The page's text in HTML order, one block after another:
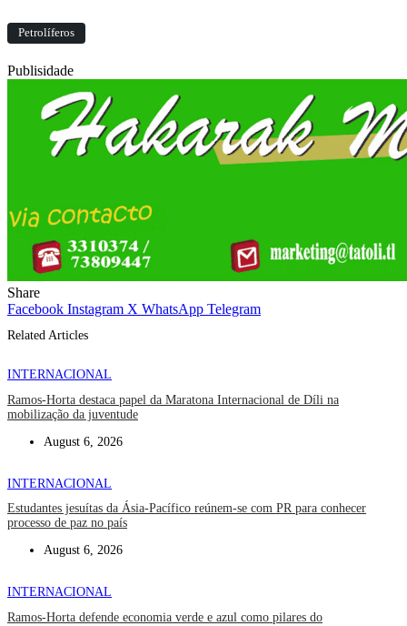
Petrolíferos
Publisidade
Share
Facebook Instagram X WhatsApp Telegram
Related Articles
INTERNACIONAL
Ramos-Horta destaca papel da Maratona Internacional de Díli na
mobilização da juventude
August 6, 2026
INTERNACIONAL
Estudantes jesuítas da Ásia-Pacífico reúnem-se com PR para conhecer
processo de paz no país
August 6, 2026
INTERNACIONAL
Ramos-Horta defende economia verde e azul como pilares do